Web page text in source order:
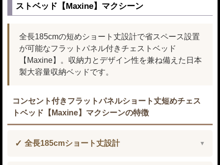
ストベッド【Maxine】マクシーン
全長185cmの短めショート丈設計で省スペース設置
が可能なフラットパネル付きチェストベッド
【Maxine】。収納力とデザイン性を兼ね備えた日本
製大容量収納ベッドです。
コンセント付きフラットパネルショート丈短めチェス
トベッド【Maxine】マクシーンの特徴
全長185cmショート丈設計